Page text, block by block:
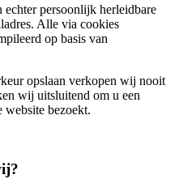
echter persoonlijk herleidbare
Alle via cookies
op basis van
opslaan verkopen wij nooit
wij uitsluitend om u een
website bezoekt.